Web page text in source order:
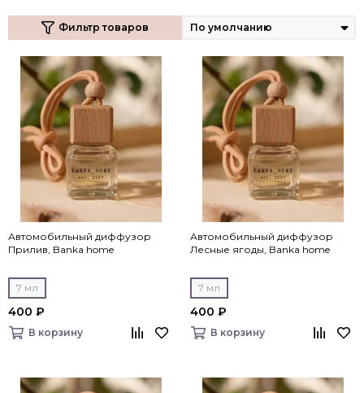
Фильтр товаров
Автомобильный диффузор
Прилив, Banka home
7 мл
400 ₽
В корзину
Автомобильный диффузор
Лесные ягоды, Banka home
7 мл
400 ₽
В корзину